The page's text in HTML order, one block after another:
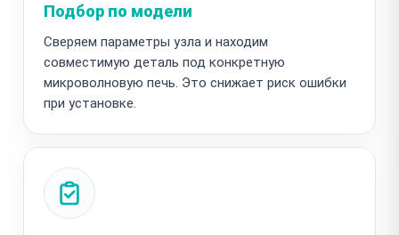
Подбор по модели
Сверяем параметры узла и находим
совместимую деталь под конкретную
микроволновую печь. Это снижает риск ошибки
при установке.